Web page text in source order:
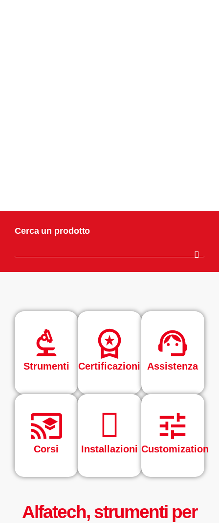
Cerca un prodotto
Strumenti Certificazioni Assistenza
Corsi Installazioni Customization
Alfatech, strumenti per